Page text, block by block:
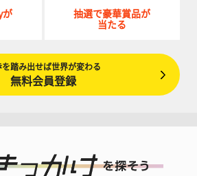
が
抽選で豪華賞品が
当たる
を踏み出せば世界が変わる
無料会員登録